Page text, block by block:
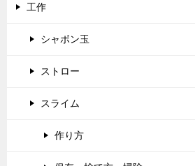
工作
シャボン玉
ストロー
スライム
作り方